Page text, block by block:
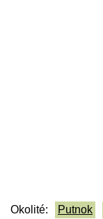
Okolité: Putnok